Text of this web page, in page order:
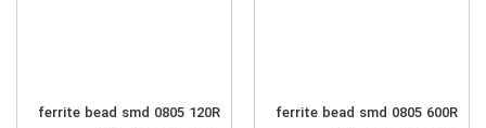
ferrite bead smd 0805 600R
ferrite bead smd 0805 120R